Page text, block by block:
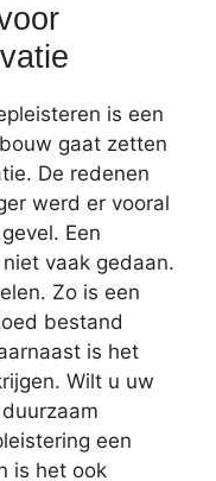
is een
gaat zetten
De redenen
werd er vooral
Een
vaak gedaan.
Zo is een
bestand
is het
Wilt u uw
een
is het ook